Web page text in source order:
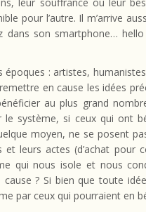
pour l’autre. Il m’arrive
dans son smartphone…
époques : artistes,
en cause les idées
au plus grand
le système, si ceux qui ont
moyen, ne se posent
leurs actes (d’achat pour
qui nous isole et nous
? Si bien que toute
par ceux qui pourraient en